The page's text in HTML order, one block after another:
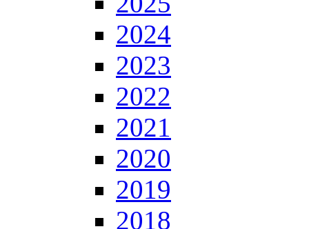
2024
2023
2022
2021
2020
2019
2018